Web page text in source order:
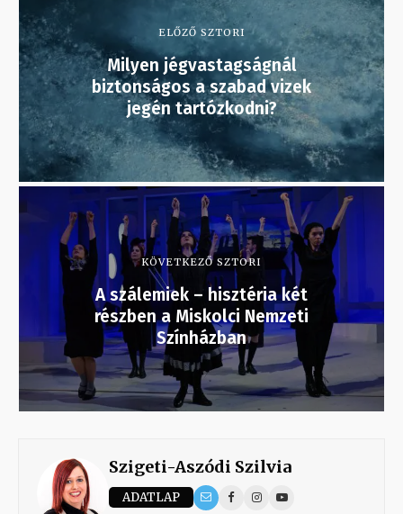
ELŐZŐ SZTORI
Milyen jégvastagságnál
biztonságos a szabad vizek
jegén tartózkodni?
KÖVETKEZŐ SZTORI
A szálemiek – hisztéria két
részben a Miskolci Nemzeti
Színházban
Szigeti-Aszódi Szilvia
ADATLAP